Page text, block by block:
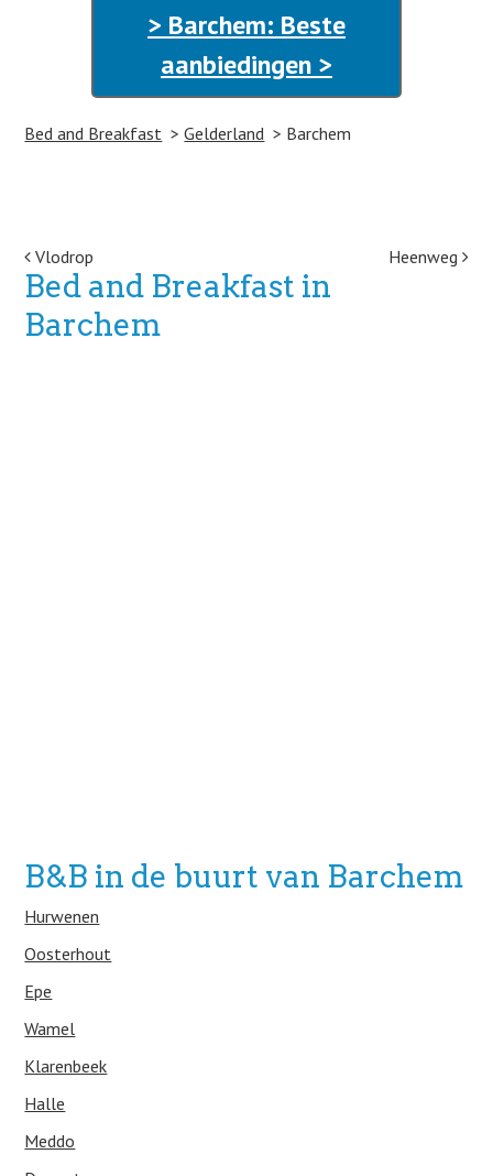
> Barchem: Beste
aanbiedingen >
Bed and Breakfast Gelderland Barchem
Post navigation
Vlodrop Heenweg
Bed and Breakfast in
Barchem
B&B in de buurt van Barchem
Hurwenen
Oosterhout
Epe
Wamel
Klarenbeek
Halle
Meddo